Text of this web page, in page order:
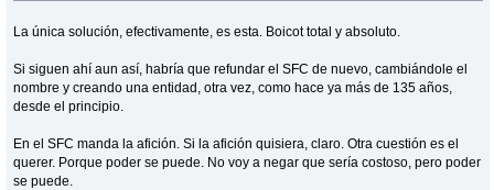
La única solución, efectivamente, es esta. Boicot total y absoluto.
Si siguen ahí aun así, habría que refundar el SFC de nuevo, cambiándole el
nombre y creando una entidad, otra vez, como hace ya más de 135 años,
desde el principio.
En el SFC manda la afición. Si la afición quisiera, claro. Otra cuestión es el
querer. Porque poder se puede. No voy a negar que sería costoso, pero poder
se puede.